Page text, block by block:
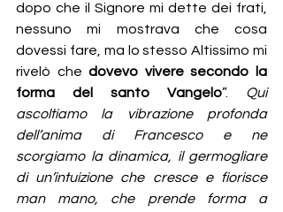
dopo che il Signore mi dette dei frati,
nessuno mi mostrava che cosa
dovessi fare, ma lo stesso Altissimo mi
rivelò che dovevo vivere secondo la
forma del santo Vangelo”. Qui
ascoltiamo la vibrazione profonda
dell’anima di Francesco e ne
scorgiamo la dinamica, il germogliare
di un’intuizione che cresce e fiorisce
man mano, che prende forma a